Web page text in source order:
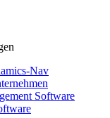
Nav
Software